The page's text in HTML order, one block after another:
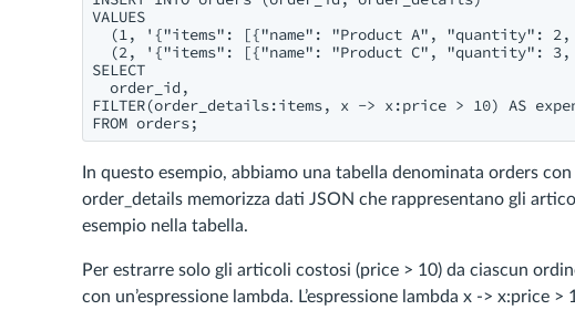
VALUES
(1, '{"items": [{"name": "Product A", "quantity":
(2, '{"items": [{"name": "Product C", "quantity":
SELECT
  order_id,
FILTER(order_details:items, x -> x:price > 10) AS
FROM orders;
In questo esempio, abbiamo una tabella denominata orders
order_details memorizza dati JSON che rappresentano gli
esempio nella tabella.
Per estrarre solo gli articoli costosi (price > 10) da ciascun
con un’espressione lambda. L’espressione lambda x -> x:price